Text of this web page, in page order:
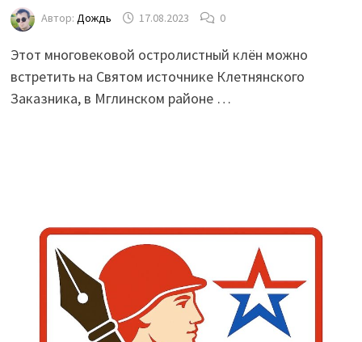
Автор: Дождь 17.08.2023 0
Этот многовековой остролистный клён можно
встретить на Святом источнике Клетнянского
Заказника, в Мглинском районе …